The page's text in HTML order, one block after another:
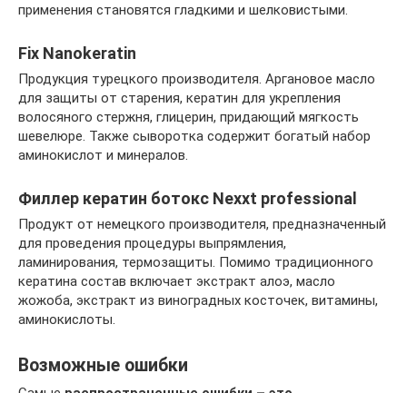
применения становятся гладкими и шелковистыми.
Fix Nanokeratin
Продукция турецкого производителя. Аргановое масло
для защиты от старения, кератин для укрепления
волосяного стержня, глицерин, придающий мягкость
шевелюре. Также сыворотка содержит богатый набор
аминокислот и минералов.
Филлер кератин ботокс Nexxt professional
Продукт от немецкого производителя, предназначенный
для проведения процедуры выпрямления,
ламинирования, термозащиты. Помимо традиционного
кератина состав включает экстракт алоэ, масло
жожоба, экстракт из виноградных косточек, витамины,
аминокислоты.
Возможные ошибки